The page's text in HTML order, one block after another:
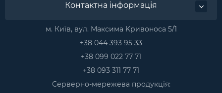
Контактна інформація
м. Київ, вул. Максима Kривоноса 5/1
+38 044 393 95 33
+38 099 022 77 71
+38 093 311 77 71
Серверно-мережева продукція: